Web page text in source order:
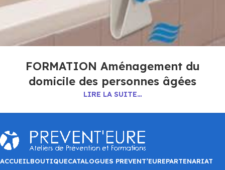
FORMATION Aménagement du
domicile des personnes âgées
LIRE LA SUITE…
ACCUEILBOUTIQUECATALOGUES PREVENT’EUREPARTENARIAT